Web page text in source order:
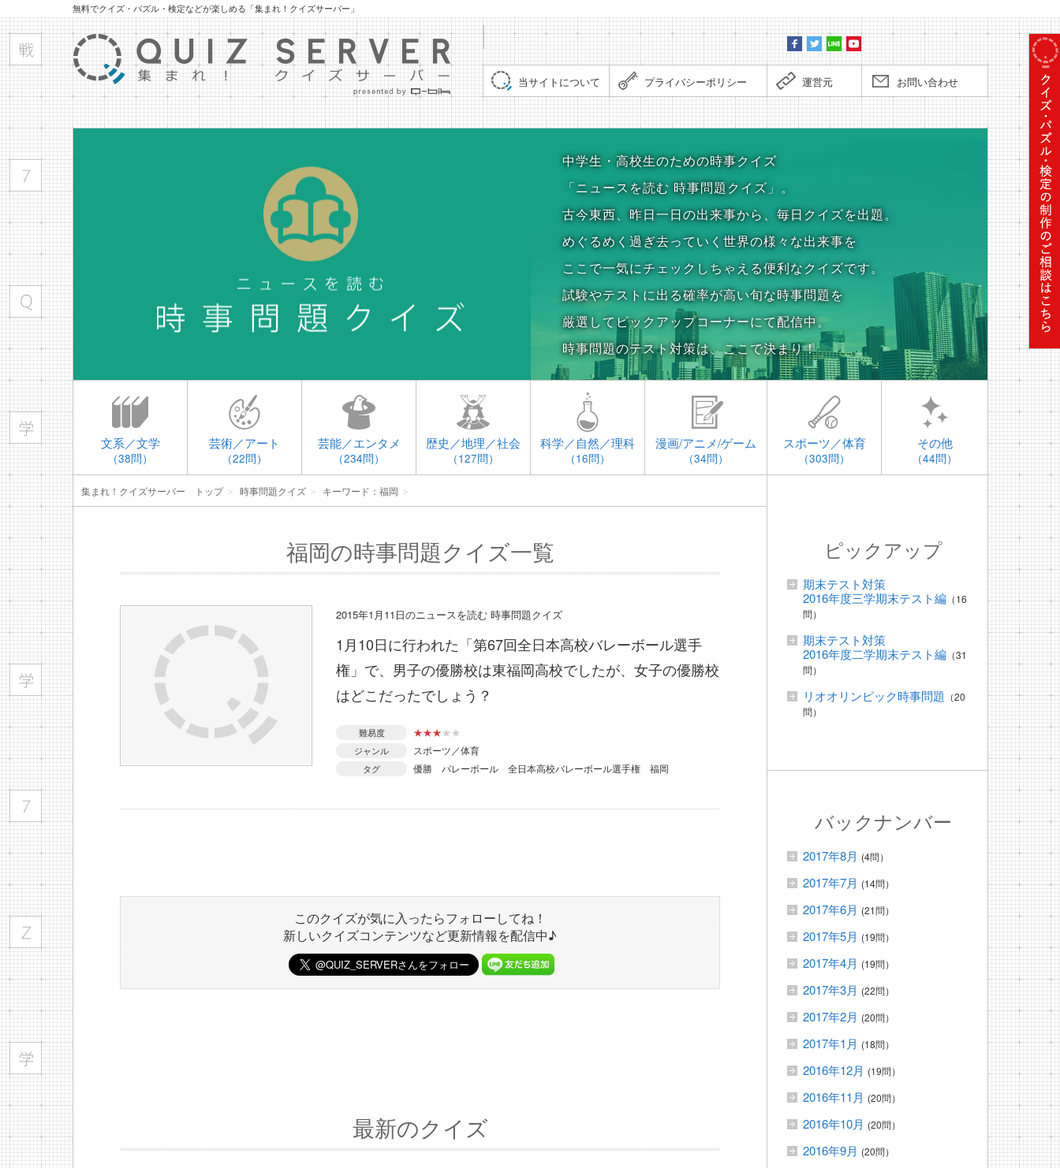
無料でクイズ・パズル・検定などが楽しめる「集まれ！クイズサーバー」
当サイトについて プライバシーポリシー 運営元 お問い合わせ
中学生・高校生のための時事クイズ
「ニュースを読む 時事問題クイズ」。
古今東西、昨日一日の出来事から、毎日クイズを出題。
めぐるめく過ぎ去っていく世界の様々な出来事を
ここで一気にチェックしちゃえる便利なクイズです。
試験やテストに出る確率が高い旬な時事問題を
厳選してピックアップコーナーにて配信中。
時事問題のテスト対策は、ここで決まり！
文系／文学
（38問）
芸術／アート
（22問）
芸能／エンタメ
（234問）
歴史／地理／社会
（127問）
科学／自然／理科
（16問）
漫画/アニメ/ゲーム
（34問）
スポーツ／体育
（303問）
その他
（44問）
集まれ！クイズサーバー トップ＞ 時事問題クイズ ＞ キーワード：福岡 ＞
福岡の時事問題クイズ一覧
2015年1月11日のニュースを読む 時事問題クイズ
1月10日に行われた「第67回全日本高校バレーボール選手
権」で、男子の優勝校は東福岡高校でしたが、女子の優勝校
はどこだったでしょう？
難易度 ★★★★ ★
ジャンル スポーツ／体育
タグ 優勝 バレーボール 全日本高校バレーボール選手権 福岡
このクイズが気に入ったらフォローしてね！
新しいクイズコンテンツなど更新情報を配信中♪
最新のクイズ
ピックアップ
期末テスト対策
2016年度三学期末テスト編 （16
問）
期末テスト対策
2016年度二学期末テスト編 （31
問）
リオオリンピック時事問題 （20
問）
バックナンバー
2017年8月 (4問）
2017年7月 (14問）
2017年6月 (21問）
2017年5月 (19問）
2017年4月 (19問）
2017年3月 (22問）
2017年2月 (20問）
2017年1月 (18問）
2016年12月 (19問）
2016年11月 (20問）
2016年10月 (20問）
2016年9月 (20問）